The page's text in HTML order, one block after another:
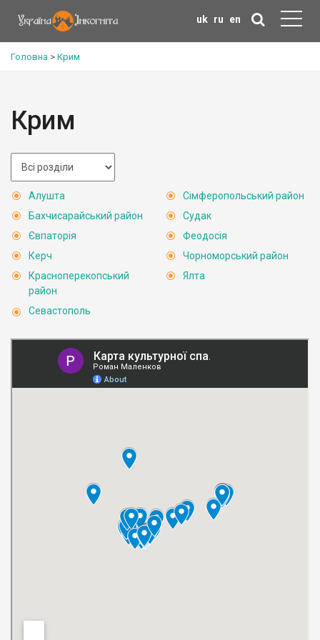
uk ru en
Головна > Крим
Крим
Алушта
Бахчисарайський район
Євпаторія
Керч
Красноперекопський
район
Севастополь
Сімферопольський район
Судак
Феодосія
Чорноморський район
Ялта